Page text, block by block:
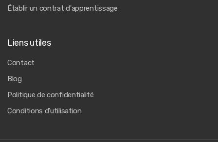
Établir un contrat d'apprentissage
Liens utiles
Contact
Blog
Politique de confidentialité
Conditions d'utilisation